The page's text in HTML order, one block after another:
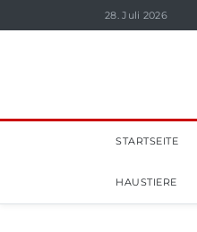
28. Juli 2026
STARTSEITE
HAUSTIERE